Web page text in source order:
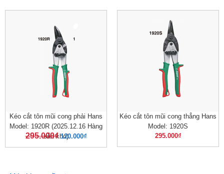
Kéo cắt tôn mũi cong phải Hans
Model: 1920R (2025.12.16 Hàng
sẵn kho)
295.000₫ 120.000₫
Kéo cắt tôn mũi cong thẳng Hans
Model: 1920S
295.000₫